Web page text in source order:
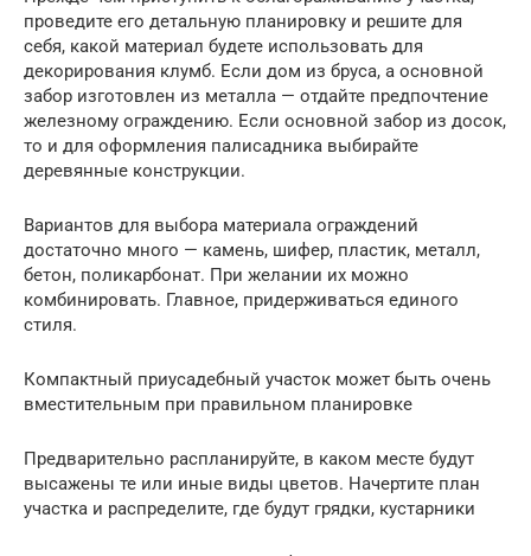
проведите его детальную планировку и решите для
себя, какой материал будете использовать для
декорирования клумб. Если дом из бруса, а основной
забор изготовлен из металла — отдайте предпочтение
железному ограждению. Если основной забор из досок,
то и для оформления палисадника выбирайте
деревянные конструкции.
Вариантов для выбора материала ограждений
достаточно много — камень, шифер, пластик, металл,
бетон, поликарбонат. При желании их можно
комбинировать. Главное, придерживаться единого
стиля.
Компактный приусадебный участок может быть очень
вместительным при правильном планировке
Предварительно распланируйте, в каком месте будут
высажены те или иные виды цветов. Начертите план
участка и распределите, где будут грядки, кустарники